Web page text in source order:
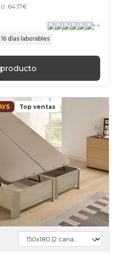
abatibles
canapes-
doble
gama-
silver
canapes-
abatibles
150x180cm-
doble
gama-
gold
64,17€
+4
días laborables
Top ventas